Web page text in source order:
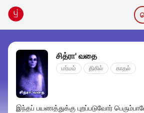
சித்ரா' வதை
மர்மம் திகில் காதல்
இந்தப் பயணத்துக்கு புறப்படுவோர்